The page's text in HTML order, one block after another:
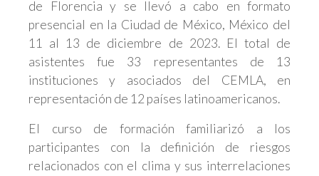
de Florencia y se llevó a cabo en formato
presencial en la Ciudad de México, México del
11 al 13 de diciembre de 2023. El total de
asistentes fue 33 representantes de 13
instituciones y asociados del CEMLA, en
representación de 12 países latinoamericanos.
El curso de formación familiarizó a los
participantes con la definición de riesgos
relacionados con el clima y sus interrelaciones